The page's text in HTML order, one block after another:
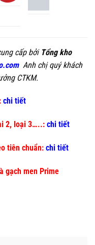
cấp bởi Tổng kho
Anh chị quý khách
CTKM.
chi tiết
2, loại 3…..: chi tiết
tiên chuẩn: chi tiết
gạch men Prime